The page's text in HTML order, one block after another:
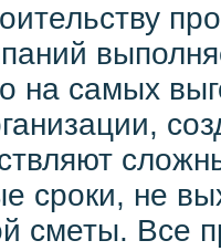
на самых
сроки, не
сметы. Все